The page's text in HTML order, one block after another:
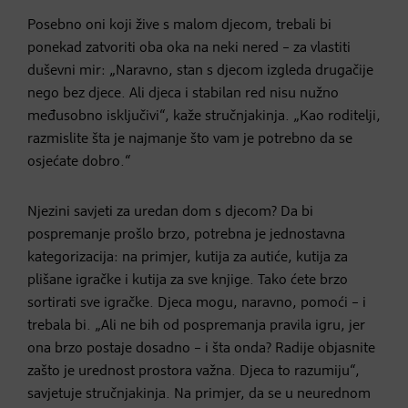
Posebno oni koji žive s malom djecom, trebali bi
ponekad zatvoriti oba oka na neki nered – za vlastiti
duševni mir: „Naravno, stan s djecom izgleda drugačije
nego bez djece. Ali djeca i stabilan red nisu nužno
međusobno isključivi“, kaže stručnjakinja. „Kao roditelji,
razmislite šta je najmanje što vam je potrebno da se
osjećate dobro.“
Njezini savjeti za uredan dom s djecom? Da bi
pospremanje prošlo brzo, potrebna je jednostavna
kategorizacija: na primjer, kutija za autiće, kutija za
plišane igračke i kutija za sve knjige. Tako ćete brzo
sortirati sve igračke. Djeca mogu, naravno, pomoći – i
trebala bi. „Ali ne bih od pospremanja pravila igru, jer
ona brzo postaje dosadno – i šta onda? Radije objasnite
zašto je urednost prostora važna. Djeca to razumiju“,
savjetuje stručnjakinja. Na primjer, da se u neurednom